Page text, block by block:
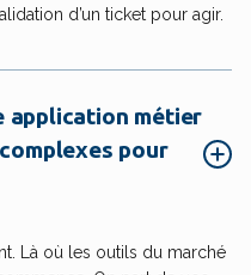
d’un ticket pour agir.
application métier
pour
Là où les outils du marché